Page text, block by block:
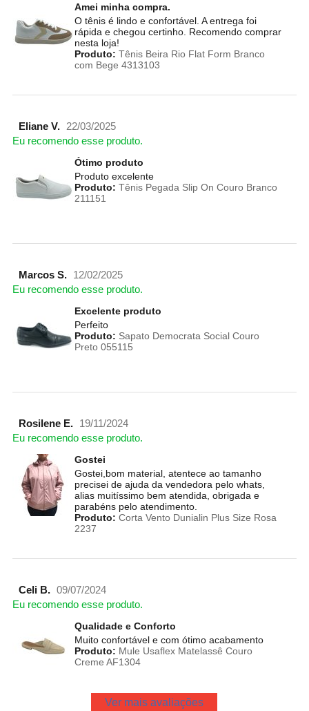
Amei minha compra.
O tênis é lindo e confortável. A entrega foi
rápida e chegou certinho. Recomendo comprar
nesta loja!
Produto: Tênis Beira Rio Flat Form Branco
com Bege 4313103
Eliane V.
22/03/2025
Eu recomendo esse produto.
Ótimo produto
Produto excelente
Produto: Tênis Pegada Slip On Couro Branco
211151
Marcos S.
12/02/2025
Eu recomendo esse produto.
Excelente produto
Perfeito
Produto: Sapato Democrata Social Couro
Preto 055115
Rosilene E.
19/11/2024
Eu recomendo esse produto.
Gostei
Gostei,bom material, atentece ao tamanho
precisei de ajuda da vendedora pelo whats,
alias muitíssimo bem atendida, obrigada e
parabéns pelo atendimento.
Produto: Corta Vento Dunialin Plus Size Rosa
2237
Celi B. 09/07/2024
Eu recomendo esse produto.
Qualidade e Conforto
Muito confortável e com ótimo acabamento
Produto: Mule Usaflex Matelassê Couro
Creme AF1304
Ver mais avaliações